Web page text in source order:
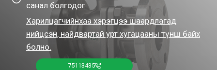
санал болгодог.
Харилцагчийнхаа хэрэгцээ шаардлагад
нийцсэн, найдвартай урт хугацааны түнш байх
болно.
75113435